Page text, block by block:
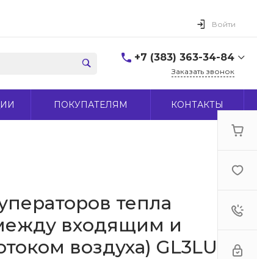
Войти
+7 (383) 363-34-84
г. Новосибирск, ул.
Заказать звонок
ПОКУПАТЕЛЯМ КОНТАКТЫ
тепла
входящим и
воздуха) GL3LUX